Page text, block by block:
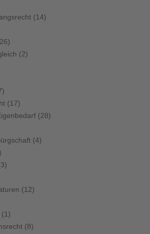
(14)
(2)
(17)
(28)
(4)
(12)
(1)
(8)